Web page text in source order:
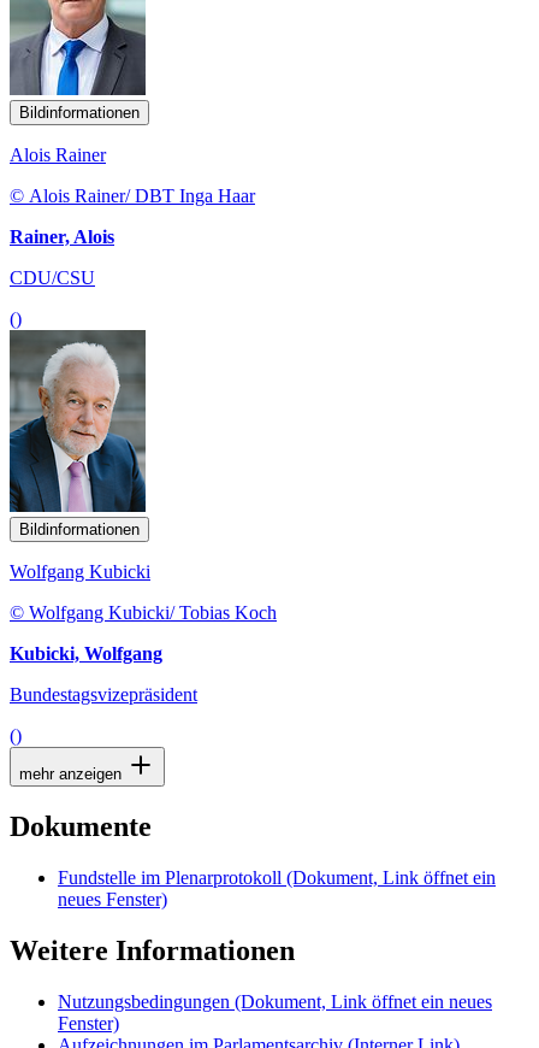
Bildinformationen
Alois Rainer
© Alois Rainer/ DBT Inga Haar
Rainer, Alois
CDU/CSU
()
Bildinformationen
Wolfgang Kubicki
© Wolfgang Kubicki/ Tobias Koch
Kubicki, Wolfgang
Bundestagsvizepräsident
()
mehr anzeigen
Dokumente
Fundstelle im Plenarprotokoll (Dokument, Link öffnet ein
neues Fenster)
Weitere Informationen
Nutzungsbedingungen (Dokument, Link öffnet ein neues
Fenster)